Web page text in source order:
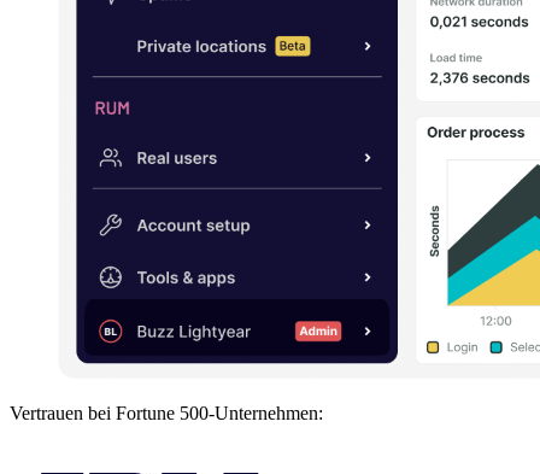
Vertrauen bei Fortune 500-Unternehmen: